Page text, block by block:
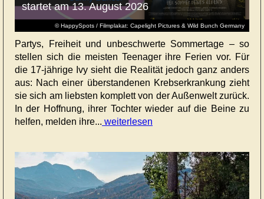
© HappySpots / Filmplakat: Capelight Pictures & Wild Bunch Germany
startet am 13. August 2026
Partys, Freiheit und unbeschwerte Sommertage – so
stellen sich die meisten Teenager ihre Ferien vor. Für
die 17-jährige Ivy sieht die Realität jedoch ganz anders
aus: Nach einer überstandenen Krebserkrankung zieht
sie sich am liebsten komplett von der Außenwelt zurück.
In der Hoffnung, ihrer Tochter wieder auf die Beine zu
helfen, melden ihre... weiterlesen